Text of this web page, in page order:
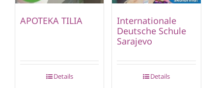
APOTEKA TILIA
Details
Internationale
Deutsche Schule
Sarajevo
Details